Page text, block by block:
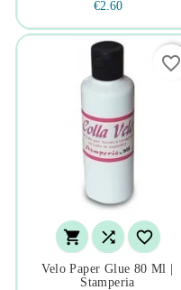
€2.60
  
Velo Paper Glue 80 Ml |
Stamperia
favorite_border